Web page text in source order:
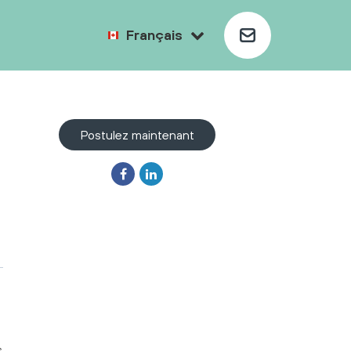
Français
Postulez maintenant